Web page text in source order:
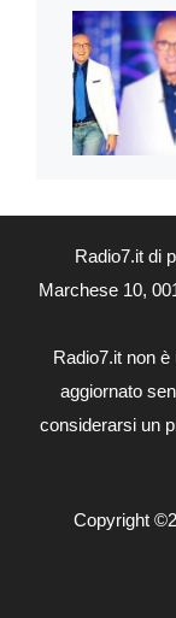
Radio7.it di
Marchese 10,
Radio7.it non
aggiornato
considerarsi un
Copyright